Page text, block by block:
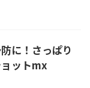
に！さっぱり
ットmx